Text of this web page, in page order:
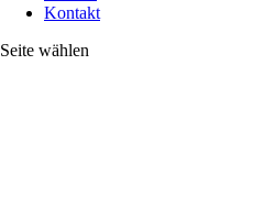
Kontakt
Seite wählen